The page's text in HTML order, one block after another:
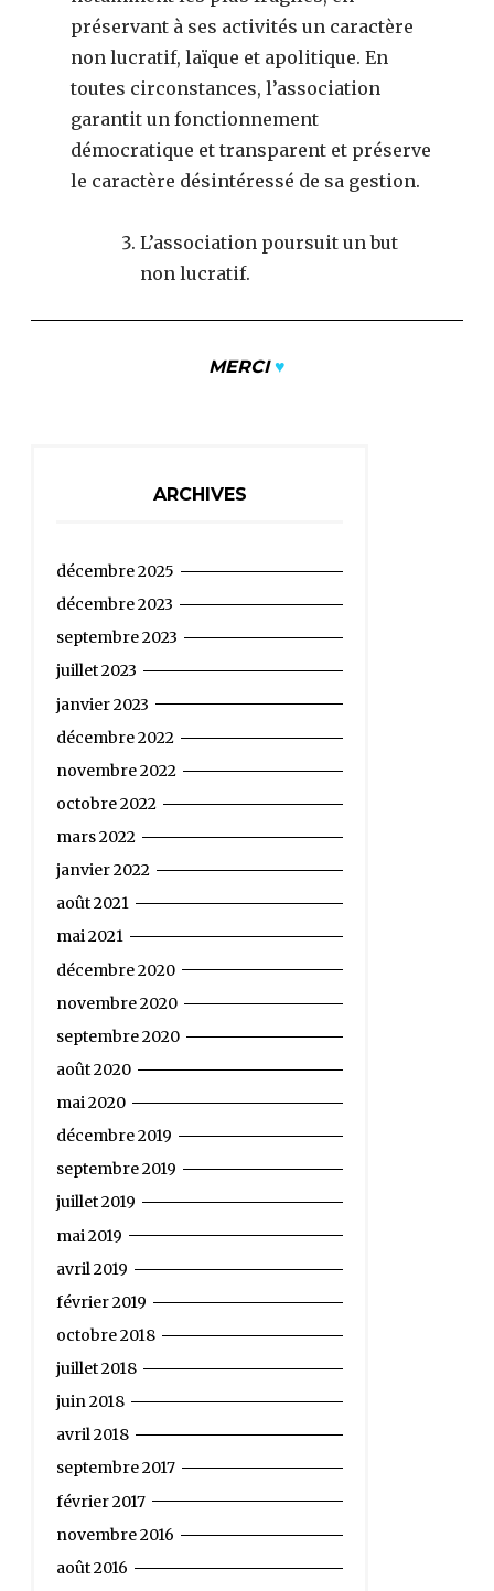
préservant à ses activités un caractère
non lucratif, laïque et apolitique. En
toutes circonstances, l’association
garantit un fonctionnement
démocratique et transparent et préserve
le caractère désintéressé de sa gestion.
L’association poursuit un but
non lucratif.
MERCI♥
ARCHIVES
décembre 2025
décembre 2023
septembre 2023
juillet 2023
janvier 2023
décembre 2022
novembre 2022
octobre 2022
mars 2022
janvier 2022
août 2021
mai 2021
décembre 2020
novembre 2020
septembre 2020
août 2020
mai 2020
décembre 2019
septembre 2019
juillet 2019
mai 2019
avril 2019
février 2019
octobre 2018
juillet 2018
juin 2018
avril 2018
septembre 2017
février 2017
novembre 2016
août 2016